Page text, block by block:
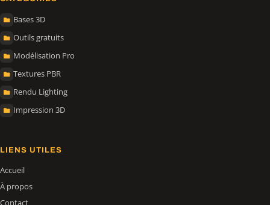
Bases 3D
Outils gratuits
Modélisation Pro
Textures PBR
Rendu Lighting
Impression 3D
LIENS UTILES
Accueil
À propos
Contact